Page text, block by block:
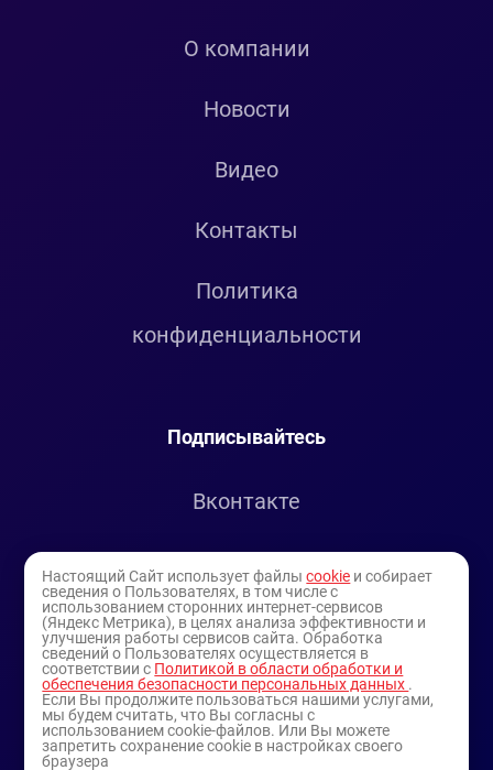
О компании
Новости
Видео
Контакты
Политика
конфиденциальности
Подписывайтесь
Вконтакте
Youtube
Настоящий Сайт использует файлыcookie и собирает
сведения о Пользователях, в том числе с
использованием сторонних интернет-сервисов
(Яндекс Метрика), в целях анализа эффективности и
улучшения работы сервисов сайта. Обработка
сведений о Пользователях осуществляется в
соответствии с Политикой в области обработки и
обеспечения безопасности персональных данных .
Если Вы продолжите пользоваться нашими услугами,
мы будем считать, что Вы согласны с
использованием cookie-файлов. Или Вы можете
запретить сохранение cookie в настройках своего
браузера